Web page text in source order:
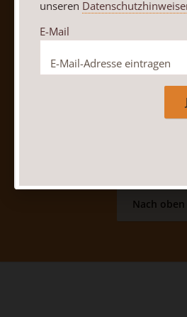
Vertrag widerrufen
Nach oben
unseren
E-Mail